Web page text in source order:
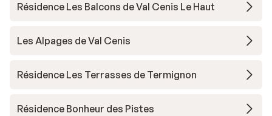
Résidence Les Balcons de Val Cenis Le Haut
Les Alpages de Val Cenis
Résidence Les Terrasses de Termignon
Résidence Bonheur des Pistes